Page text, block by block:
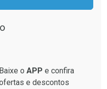
Baixe o APP e confira
e descontos